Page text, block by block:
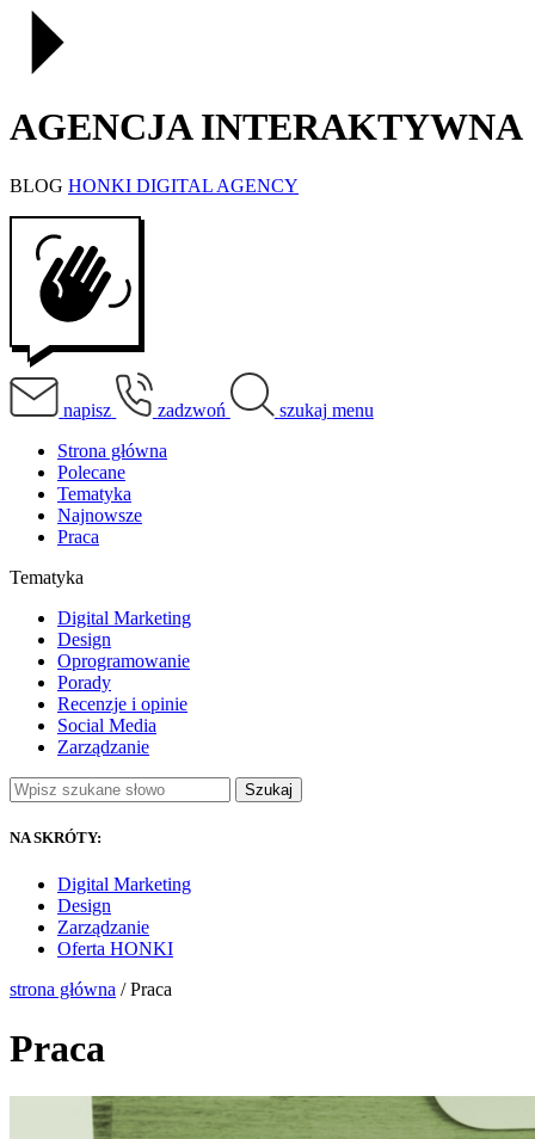
AGENCJA INTERAKTYWNA
BLOG HONKI DIGITAL AGENCY
napisz zadzwoń szukaj menu
Strona główna
Polecane
Tematyka
Najnowsze
Praca
Tematyka
Digital Marketing
Design
Oprogramowanie
Porady
Recenzje i opinie
Social Media
Zarządzanie
Szukaj
NA SKRÓTY:
Digital Marketing
Design
Zarządzanie
Oferta HONKI
strona główna / Praca
Praca